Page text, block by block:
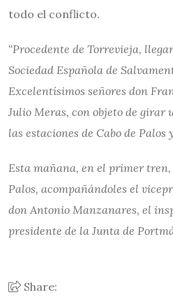
todo el conflicto.
“Procedente de Torrevieja,
Sociedad Española de
Excelentísimos señores don
Julio Meras, con objeto de girar
las estaciones de Cabo de Palos
Esta mañana, en el primer tren,
Palos, acompañándoles el
don Antonio Manzanares, el
presidente de la Junta de
Share: